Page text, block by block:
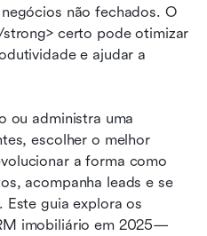
não fechados. O
certo pode otimizar
e ajudar a
ou administra uma
escolher o melhor
a forma como
acompanha leads e se
Este guia explora os
imobiliário em 2025—
de CRM e automação